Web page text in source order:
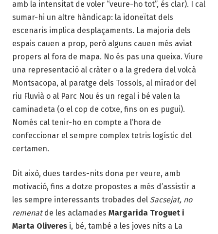
amb la intensitat de voler “veure-ho tot”, és clar). I cal
sumar-hi un altre hàndicap: la idoneïtat dels
escenaris implica desplaçaments. La majoria dels
espais cauen a prop, però alguns cauen més aviat
propers al fora de mapa. No és pas una queixa. Viure
una representació al cràter o a la gredera del volcà
Montsacopa, al paratge dels Tossols, al mirador del
riu Fluvià o al Parc Nou és un regal i bé valen la
caminadeta (o el cop de cotxe, fins on es pugui).
Només cal tenir-ho en compte a l’hora de
confeccionar el sempre complex tetris logístic del
certamen.
Dit això, dues tardes-nits dona per veure, amb
motivació, fins a dotze propostes a més d’assistir a
les sempre interessants trobades del Sacsejat, no
remenatde les aclamades Margarida Troguet i
Marta Oliveres i, bé, també a les joves nits a La